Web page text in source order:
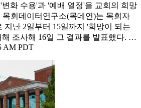
화 수용'과 '예배 열정'을 교회의 희망
목회데이터연구소(목데연)는 목회자
지난 2일부터 15일까지 '희망이 되는
해 조사해 16일 그 결과를 발표했다. …
AM PDT